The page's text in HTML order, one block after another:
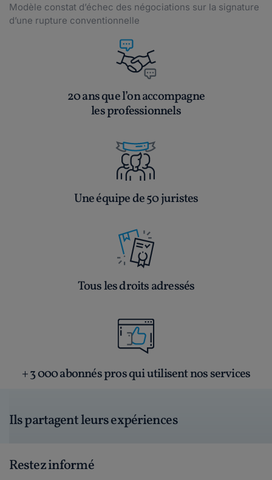
Modèle constat d’échec des négociations sur la signature
d’une rupture conventionnelle
20 ans que l’on accompagne
les professionnels
Une équipe de 50 juristes
Tous les droits adressés
+ 3 000 abonnés pros qui utilisent nos services
Ils partagent leurs expériences
Restez informé